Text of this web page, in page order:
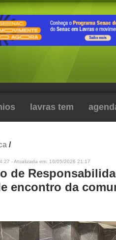
lavras tem
/
- Atualizada em: 16/05/2026 21:17
de
encontro da